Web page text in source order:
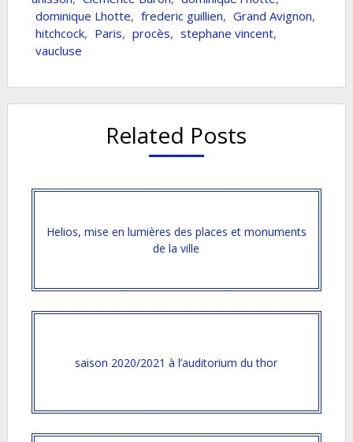
dominique Lhotte, frederic guillien, Grand Avignon,
hitchcock, Paris, procès, stephane vincent,
vaucluse
Related Posts
Helios, mise en lumières des places et monuments
de la ville
saison 2020/2021 à l’auditorium du thor